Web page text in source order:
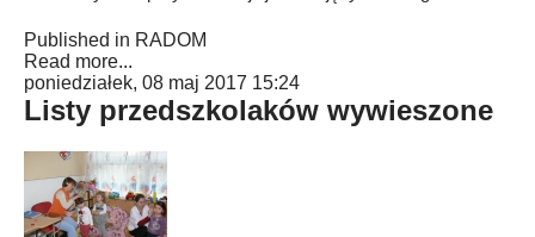
Published in RADOM
Read more...
poniedziałek, 08 maj 2017 15:24
Listy przedszkolaków wywieszone